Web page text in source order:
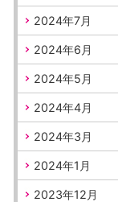
2024年7月
2024年6月
2024年5月
2024年4月
2024年3月
2024年1月
2023年12月